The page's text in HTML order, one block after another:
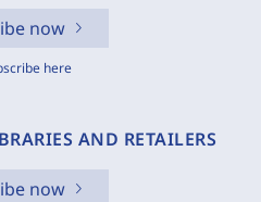
now
here
AND RETAILERS
now